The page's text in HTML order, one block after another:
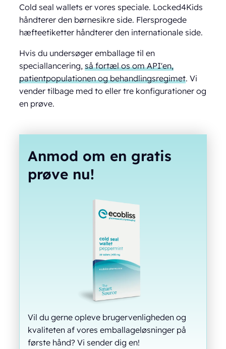
Cold seal wallets er vores speciale. Locked4Kids
håndterer den børnesikre side. Flersprogede
hæfteetiketter håndterer den internationale side.
Hvis du undersøger emballage til en
speciallancering,så fortæl os om API'en,
patientpopulationen og behandlingsregimet. Vi
vender tilbage med to eller tre konfigurationer og
en prøve.
Anmod om en gratis
prøve nu!
Vil du gerne opleve brugervenligheden og
kvaliteten af vores emballageløsninger på
første hånd? Vi sender dig en!